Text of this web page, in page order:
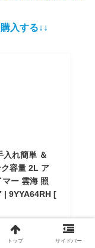
入する↓↓
入れ簡単 ＆
容量 2L ア
ー 雲海 照
| 9YYA64RH [
）
トップ サイドバー